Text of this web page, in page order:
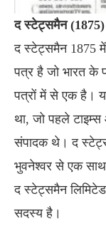
द स्टेट्समैन (1875)
द स्टेट्समैन 1875 में
पत्र है जो भारत के
पत्रों में से एक है। यह
था, जो पहले
संपादक थे। द
भुवनेश्वर से एक साथ
द स्टेट्समैन
सदस्य है।